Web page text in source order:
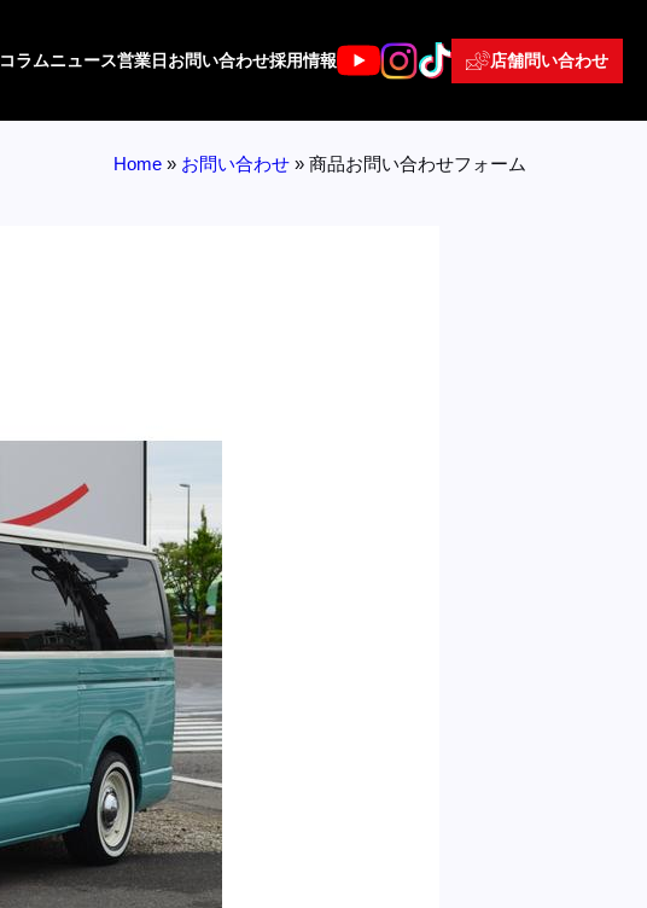
コラムニュース営業日 お問い合わせ採用情報 店舗問い合わせ
Home » お問い合わせ »商品お問い合わせフォーム